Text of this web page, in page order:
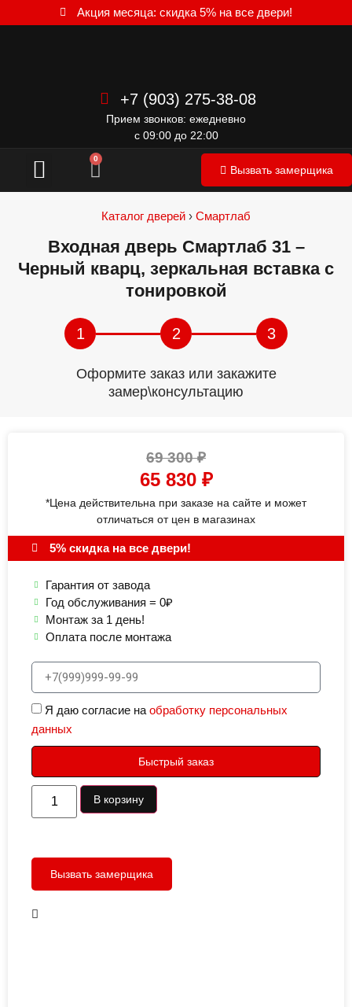
Акция месяца: скидка 5% на все двери!
+7 (903) 275-38-08
Прием звонков: ежедневно
с 09:00 до 22:00
0
Вызвать замерщика
Каталог дверей › Смартлаб
Входная дверь Смартлаб 31 –
Черный кварц, зеркальная вставка с
тонировкой
1 2 3
Оформите заказ или закажите
замер\консультацию
69 300₽
65 830 ₽
*Цена действительна при заказе на сайте и может
отличаться от цен в магазинах
5% скидка на все двери!
Гарантия от завода
Год обслуживания = 0₽
Монтаж за 1 день!
Оплата после монтажа
Я даю согласие наобработку персональных
данных
Быстрый заказ
В корзину
Вызвать замерщика